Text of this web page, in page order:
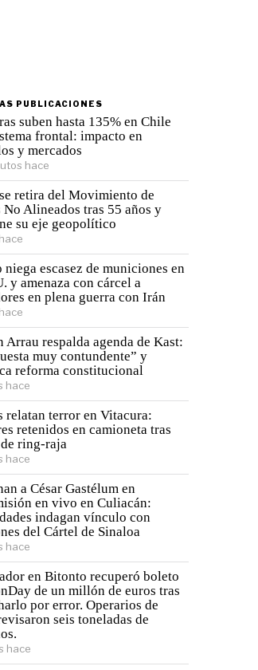
PUBLICACIONES
suben hasta 135% en Chile
frontal: impacto en
y mercados
hace
retira del Movimiento de
No Alineados tras 55 años y
su eje geopolítico
niega escasez de municiones en
y amenaza con cárcel a
en plena guerra con Irán
Arrau respalda agenda de Kast:
muy contundente” y
reforma constitucional
hace
relatan terror en Vitacura:
retenidos en camioneta tras
ring-raja
hace
a César Gastélum en
en vivo en Culiacán:
indagan vínculo con
del Cártel de Sinaloa
hace
en Bitonto recuperó boleto
de un millón de euros tras
por error. Operarios de
seis toneladas de
hace